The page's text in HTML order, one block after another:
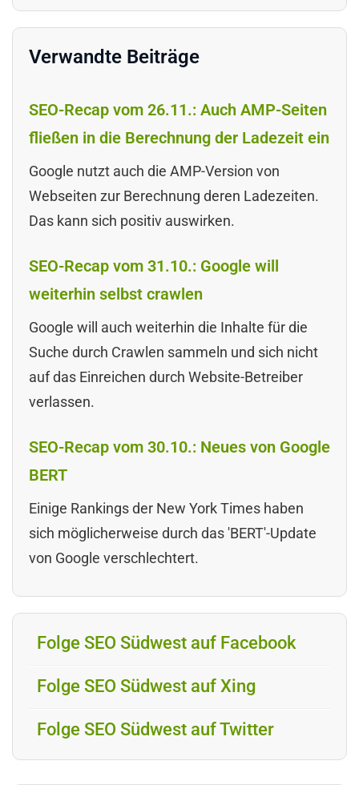
Verwandte Beiträge
SEO-Recap vom 26.11.: Auch AMP-Seiten
fließen in die Berechnung der Ladezeit ein
Google nutzt auch die AMP-Version von
Webseiten zur Berechnung deren Ladezeiten.
Das kann sich positiv auswirken.
SEO-Recap vom 31.10.: Google will
weiterhin selbst crawlen
Google will auch weiterhin die Inhalte für die
Suche durch Crawlen sammeln und sich nicht
auf das Einreichen durch Website-Betreiber
verlassen.
SEO-Recap vom 30.10.: Neues von Google
BERT
Einige Rankings der New York Times haben
sich möglicherweise durch das 'BERT'-Update
von Google verschlechtert.
Folge SEO Südwest auf Facebook
Folge SEO Südwest auf Xing
Folge SEO Südwest auf Twitter